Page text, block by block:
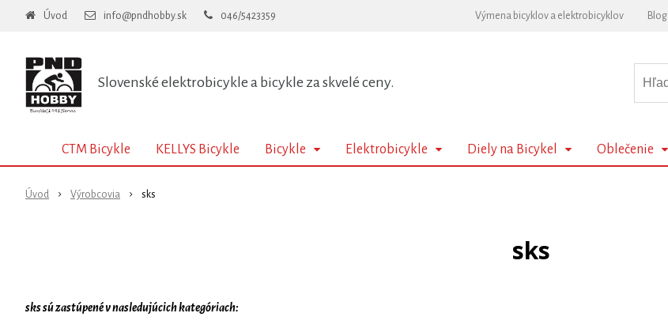
Slovenské elektrobicykle a bicykle za skvelé ceny.
Úvod info@pndhobby.sk 046/5423359 Výmena bicyklov a elektrobicyklov Blog
CTM Bicykle KELLYS Bicykle Bicykle Elektrobicykle Diely na Bicykel Oblečenie
Úvod Výrobcovia sks
sks
sks sú zastúpené v nasledujúcich kategóriach: